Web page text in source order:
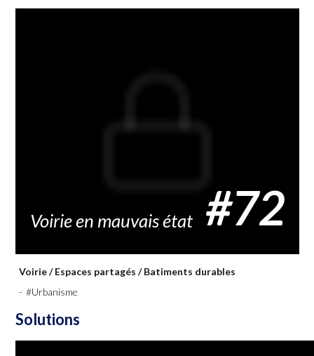
Transports
Voirie en mauvais état #72
Voirie/ Espaces partagés/ Batiments durables
- #Urbanisme
Solutions